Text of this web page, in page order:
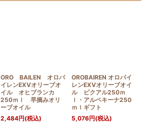
ORO BAILEN オロバ
イレンEXVオリーブオ
イル オヒブランカ
250ｍｌ 早摘みオリ
ーブオイル
2,484円(税込)
OROBAIREN オロバイ
レンEXVオリーブオイ
ル ピクアル250ｍ
ｌ・アルベキーナ250
ｍｌギフト
5,076円(税込)